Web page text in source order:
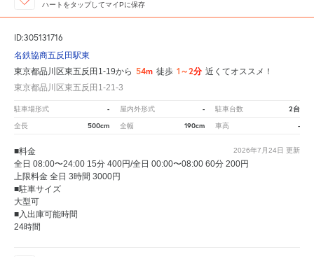
ハートをタップしてマイPに保存
ID:305131716
名鉄協商五反田駅東
東京都品川区東五反田1-19から 54m 徒歩 1～2分 近くてオススメ！
東京都品川区東五反田1-21-3
駐車場形式 - 屋内外形式 - 駐車台数 2台
全長 500cm 全幅 190cm 車高 -
2026年7月24日 更新
■料金
全日 08:00〜24:00 15分 400円/全日 00:00〜08:00 60分 200円
上限料金 全日 3時間 3000円
■駐車サイズ
大型可
■入出庫可能時間
24時間